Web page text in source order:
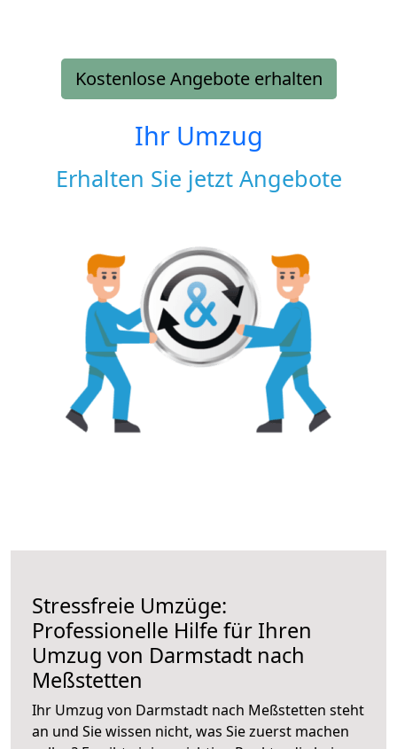
Kostenlose Angebote erhalten
Ihr Umzug
Erhalten Sie jetzt Angebote
Stressfreie Umzüge:
Professionelle Hilfe für Ihren
Umzug von Darmstadt nach
Meßstetten
Ihr Umzug von Darmstadt nach Meßstetten steht
an und Sie wissen nicht, was Sie zuerst machen